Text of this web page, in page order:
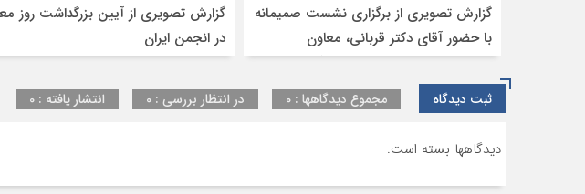
گزارش تصویری از برگزاری نشست صمیمانه
با حضور آقای دکتر قربانی، معاون
حمل‌ونقل وزیر راه و شهرسازی،آقای
مهندس جمیلی مدیرکل تشکل‌های وزارت
راه و شهرسازی، جناب آقای مهندس
حسینی سرپرست دفتر ترانزیت ، جناب
آقای خناری مدیرکل دفتر ترانزیت گمرک
ج.ا.ا، و جناب آقای زندیه مدیر کارنه تیر اتاق
گزارش تصویری از آیین بزرگداشت روز
در انجمن ایران
ثبت دیدگاه مجموع دیدگاهها : 0 در انتظار بررسی : 0 انتشار یافته : 0
دیدگاهها بسته است.